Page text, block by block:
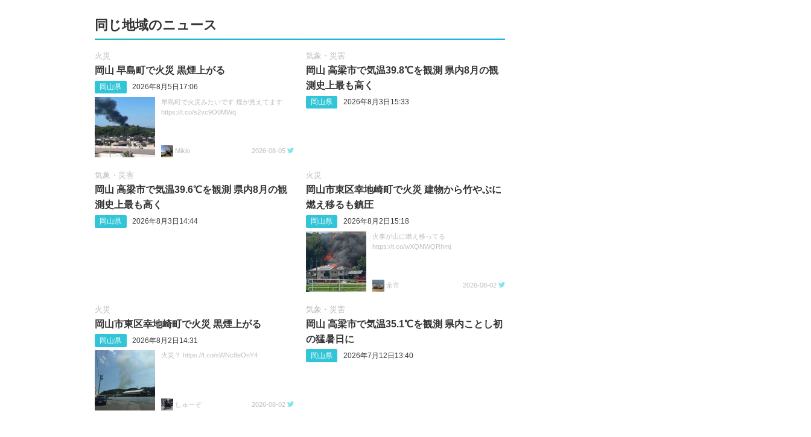
同じ地域のニュース
火災
岡山 早島町で火災 黒煙上がる
岡山県 2026年8月5日17:06
早島町で火災みたいです 煙が見えてます
https://t.co/s2vc9O0MWq
Mikio 2026-08-05
気象・災害
岡山 高梁市で気温39.8℃を観測 県内8月の観
測史上最も高く
岡山県 2026年8月3日15:33
気象・災害
岡山 高梁市で気温39.6℃を観測 県内8月の観
測史上最も高く
岡山県 2026年8月3日14:44
火災
岡山市東区幸地崎町で火災 建物から竹やぶに
燃え移るも鎮圧
岡山県 2026年8月2日15:18
火事が山に燃え移ってる
https://t.co/wXQNWQRhmj
余市 2026-08-02
火災
岡山市東区幸地崎町で火災 黒煙上がる
岡山県 2026年8月2日14:31
火災？ https://t.co/sWNc8eOnY4
しゅーぞ 2026-08-02
気象・災害
岡山 高梁市で気温35.1℃を観測 県内ことし初
の猛暑日に
岡山県 2026年7月12日13:40